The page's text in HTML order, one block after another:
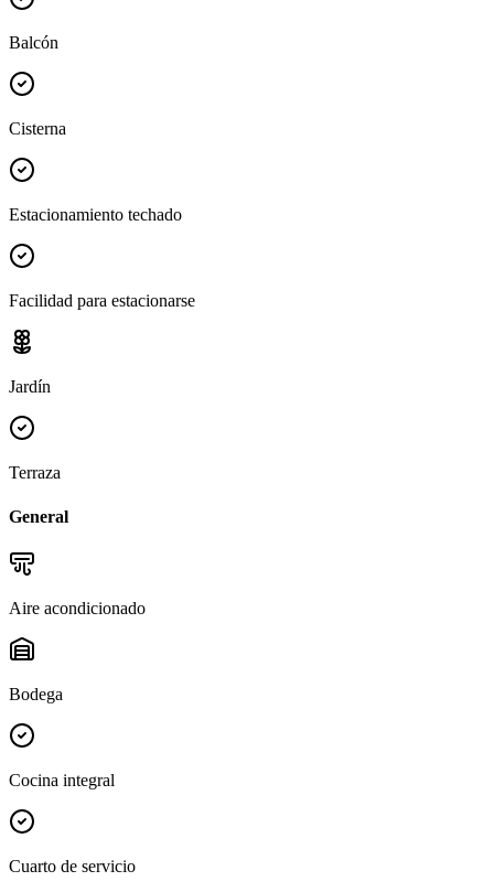
Balcón
Cisterna
Estacionamiento techado
Facilidad para estacionarse
Jardín
Terraza
General
Aire acondicionado
Bodega
Cocina integral
Cuarto de servicio